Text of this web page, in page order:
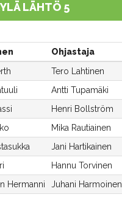
LÄHTÖ 5
Ohjastaja
Tero Lahtinen
Antti Tupamäki
Henri Bollström
Mika Rautiainen
Jani Hartikainen
Hannu Torvinen
Hermanni Juhani Harmoinen